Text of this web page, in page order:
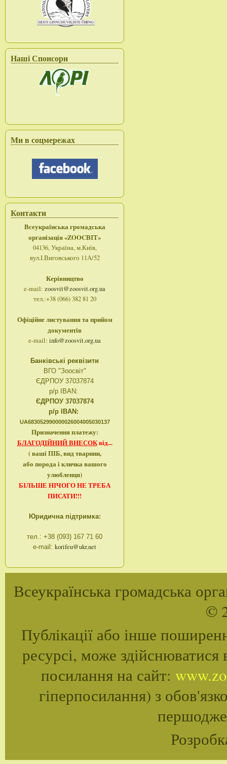
Наші Спонсори
Ми в соцмережах
Контакти
Всеукраїнська громадська
організація «ZOOCВІТ»
04136, Україна, м.Київ,
вул.І.Виговського 11А/52
Керівництво
e-mail: zoosvit@zoosvit.org.ua
тел.:+38 (066) 382 81 20
Офіційне листування та прийом
документів
e-mail: info@zoosvit.org.ua
Банківські реквізити
ВГО "Зоосвіт"
ЄДРПОУ 37037874
р/р IBAN:
ЄДРПОУ 37037874
р/р IBAN:
UA683052990000026004005030137
Призначення платежу:
БЛАГОДІЙНИЙ ВНЕСОКвід...
( ваші ПІБ, вид тварини,
або порода і кличка вашого
улюбленця)
БІЛЬШЕ НІЧОГО НЕ ТРЕБА
ПИСАТИ!!!
Юридична підтримка:
тел.: +38 (093) 167 71 60
e-maіl: korifeu@ukr.net
Всеукраїнська громадська
©
Публікації або інше
ресурсі, може
посилання на сайт:
гіперпосилання) з